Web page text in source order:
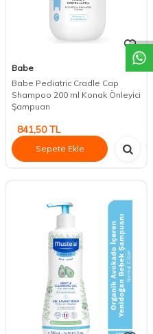
Babe
Babe Pediatric Cradle Cap
Shampoo 200 ml Konak Önleyici
Şampuan
841,50TL
Sepete Ekle